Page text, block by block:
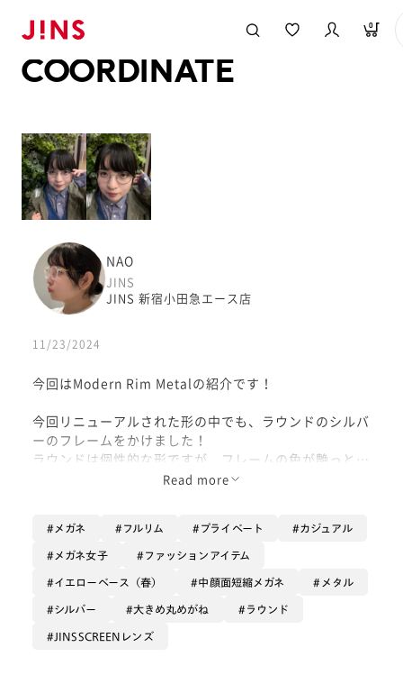
0
COORDINATE
NAO
JINS
JINS 新宿小田急エース店
11/23/2024
今回はModern Rim Metalの紹介です！
今回リニューアルされた形の中でも、ラウンドのシルバ
ーのフレームをかけました！
ラウンドは個性的な形ですが、フレームの色が艶っとし
たシルバーでどこか知性的にも見えてお気に入りの一本
私はJINS SCREEN25%のレンズを一緒に使い、どんな
場所でも使いやすいようにしています！
おしゃれ使い日常使い問わず、使いたい方におすすめで
す！
Read more
メガネ フルリム プライベート カジュアル
メガネ女子 ファッションアイテム
イエローベース（春） 中顔面短縮メガネ メタル
シルバー 大きめ丸めがね ラウンド
JINSSCREENレンズ